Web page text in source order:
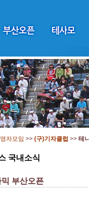
자모임 >> (구)기자클럽 >> 테
국내소식
부산오픈